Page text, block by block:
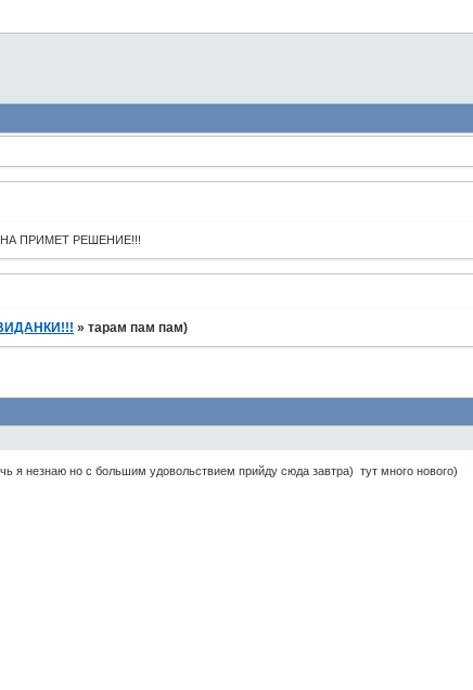
ПРИМЕТ РЕШЕНИЕ!!!
»тарам пам пам)
я незнаю но с большим удовольствием прийду сюда завтра) тут много нового)